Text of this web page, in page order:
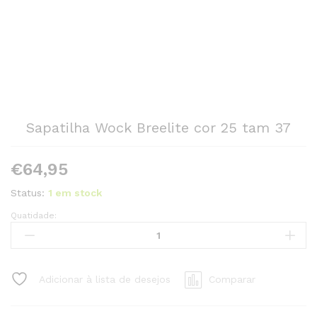
Sapatilha Wock Breelite cor 25 tam 37
€64,95
Status: 1 em stock
Sapatilha
Wock
25
Quatidade:
Adicionar à lista de desejos Comparar